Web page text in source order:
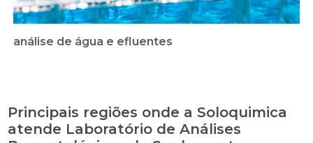
análise de água e efluentes
Principais regiões onde a Soloquimica
atende Laboratório de Análises